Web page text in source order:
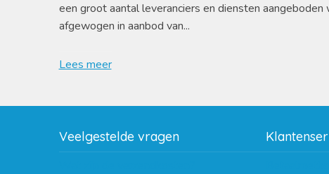
een groot aantal leveranciers en diensten aangeboden
afgewogen in aanbod van...
Lees meer
Veelgestelde vragen